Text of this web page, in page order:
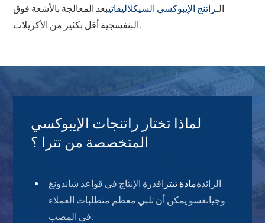
الـراتنج الإيبوكسي السيكلاليفاتيبعد المعالجة بالأشعة فوق
البنفسجية أقل بكثير من الأكريلات.
لماذا تختار راتنجات الإيبوكسي
المتخصصة من تترا ؟
الرائدةمادة تيتراقدرة الإنتاج في قواعد شاندونغ
وجيانغسو يمكن أن تلبي معظم متطلبات العملاء
في المصب.